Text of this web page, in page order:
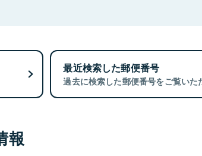
最近検索した郵便番号
過去に検索した郵便番号をご覧いた
報